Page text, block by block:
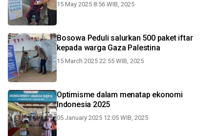
15 May 2025 8:56 WIB, 2025
Bosowa Peduli salurkan 500 paket iftar
kepada warga Gaza Palestina
15 March 2025 22:55 WIB, 2025
Optimisme dalam menatap ekonomi
Indonesia 2025
05 January 2025 12:05 WIB, 2025